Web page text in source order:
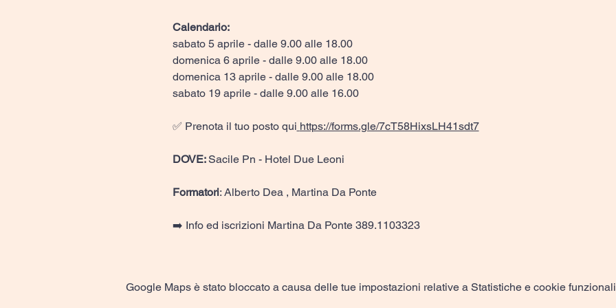
Calendario:
sabato 5 aprile - dalle 9.00 alle 18.00
domenica 6 aprile - dalle 9.00 alle 18.00
domenica 13 aprile - dalle 9.00 alle 18.00
sabato 19 aprile - dalle 9.00 alle 16.00
✅ Prenota il tuo posto qui https://forms.gle/7cT58HixsLH41sdt7
DOVE: Sacile Pn - Hotel Due Leoni
Formatori: Alberto Dea , Martina Da Ponte
➡️ Info ed iscrizioni Martina Da Ponte 389.1103323
Google Maps è stato bloccato a causa delle tue impostazioni relative a Statistiche e cookie